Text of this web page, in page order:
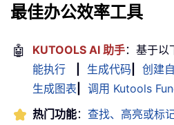
最佳办公效率工具
🤖 KUTOOLS AI 助手：基于以
能执行
生成代码 创建
生成图表
调用 Kutools
热门功能： 查找、高亮或标